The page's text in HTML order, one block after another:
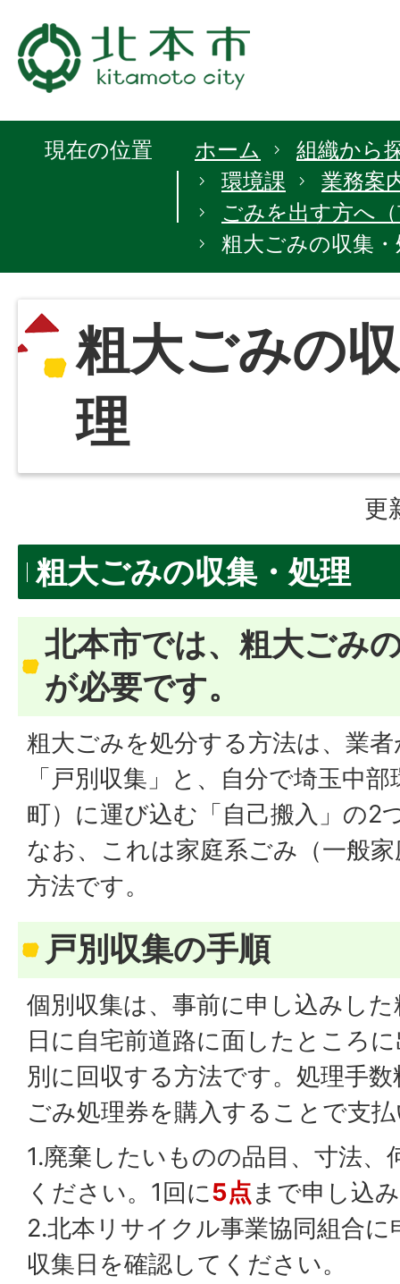
現在の位置 ホーム
組織から
環境課
業務案
ごみを出す方へ
粗大ごみの収集
粗大ごみの
理
更
粗大ごみの収集・処理
北本市では、粗大ごみ
が必要です。
粗大ごみを処分する方法は、業
「戸別収集」と、自分で埼玉中
町）に運び込む「自己搬入」の2
なお、これは家庭系ごみ（一般
方法です。
戸別収集の手順
個別収集は、事前に申し込みし
日に自宅前道路に面したところ
別に回収する方法です。処理手
ごみ処理券を購入することで支
1.廃棄したいものの品目、寸法
ください。1回に5点まで申し込
2.北本リサイクル事業協同組合
収集日を確認してください。